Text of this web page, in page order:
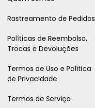
Rastreamento de Pedidos
Políticas de Reembolso,
Trocas e Devoluções
Termos de Uso e Política
de Privacidade
Termos de Serviço